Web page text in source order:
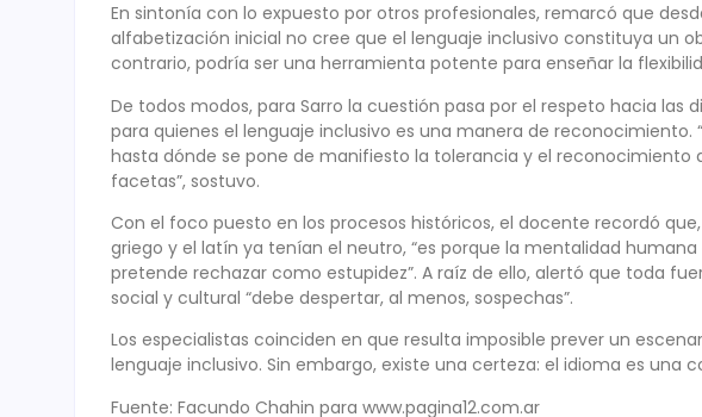
En sintonía con lo expuesto por otros profesionales, remarcó que
alfabetización inicial no cree que el lenguaje inclusivo constituya un
contrario, podría ser una herramienta potente para enseñar la
De todos modos, para Sarro la cuestión pasa por el respeto hacia las
para quienes el lenguaje inclusivo es una manera de reconocimiento.
hasta dónde se pone de manifiesto la tolerancia y el reconocimiento
facetas”, sostuvo.
Con el foco puesto en los procesos históricos, el docente recordó
griego y el latín ya tenían el neutro, “es porque la mentalidad
pretende rechazar como estupidez”. A raíz de ello, alertó que toda
social y cultural “debe despertar, al menos, sospechas”.
Los especialistas coinciden en que resulta imposible prever un
lenguaje inclusivo. Sin embargo, existe una certeza: el idioma es una
Fuente: Facundo Chahin para www.pagina12.com.ar